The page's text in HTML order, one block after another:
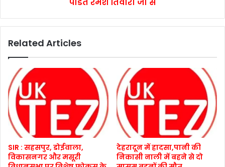
पंडित रमेश तिवारी जी से
Related Articles
SIR : सहसपुर, डोईवाला,
विकासनगर और मसूरी
देहरादून में हादसा,पानी की
निकासी नाली में बहने से दो